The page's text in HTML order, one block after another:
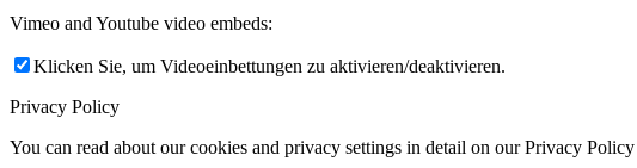
Vimeo and Youtube video embeds:
Klicken Sie, um Videoeinbettungen zu aktivieren/deaktivieren.
Privacy Policy
You can read about our cookies and privacy settings in detail on our Privacy Policy